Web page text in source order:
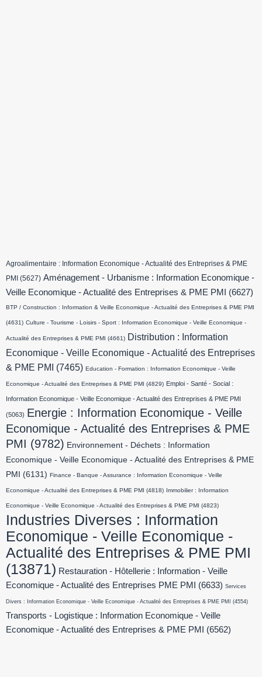
Agroalimentaire : Information Economique - Actualité des Entreprises & PME
PMI (5627) Aménagement - Urbanisme : Information Economique -
Veille Economique - Actualité des Entreprises & PME PMI
(6627)
BTP / Construction : Information & Veille Economique - Actualité des Entreprises & PME PMI
(4631) Culture - Tourisme - Loisirs - Sport : Information Economique - Veille Economique -
Actualité des Entreprises & PME PMI (4661) Distribution : Information
Economique - Veille Economique - Actualité des Entreprises
& PME PMI
(7465) Education - Formation : Information Economique - Veille
Economique - Actualité des Entreprises & PME PMI (4829) Emploi - Santé - Social :
Information Economique - Veille Economique - Actualité des Entreprises & PME PMI
(5063) Energie : Information Economique - Veille
Economique - Actualité des Entreprises & PME
PMI (9782) Environnement - Déchets : Information
Economique - Veille Economique - Actualité des Entreprises & PME
PMI
(6131) Finance - Banque - Assurance : Information Economique - Veille
Economique - Actualité des Entreprises & PME PMI (4818) Immobilier : Information
Economique - Veille Economique - Actualité des Entreprises & PME PMI (4823)
Industries Diverses : Information
Economique - Veille Economique -
Actualité des Entreprises & PME PMI
(13871) Restauration - Hôtellerie : Information - Veille
Economique - Actualité des Entreprises PME PMI
(6633) Services
Divers : Information Economique - Veille Economique - Actualité des Entreprises & PME PMI (4554)
Transports - Logistique : Information Economique - Veille
Economique - Actualité des Entreprises & PME PMI
(6562)